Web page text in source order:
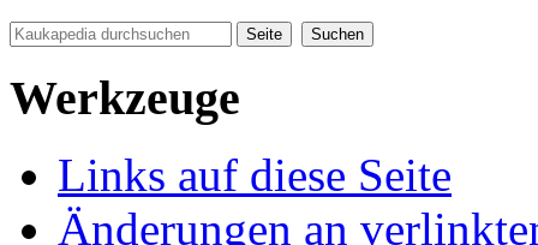
Werkzeuge
Links auf diese Seite
Änderungen an